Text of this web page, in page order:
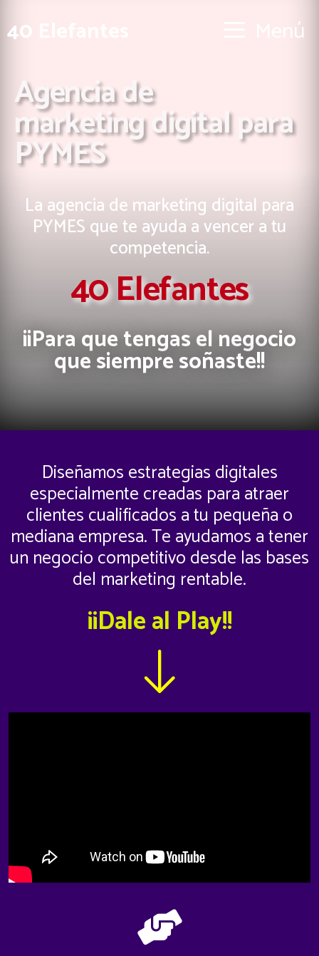
40 Elefantes Menú
Agencia de
marketing digital para
PYMES
La agencia de marketing digital para
PYMES que te ayuda a vencer a tu
competencia.
40 Elefantes
¡¡Para que tengas el negocio
que siempre soñaste!!
Diseñamos estrategias digitales
especialmente creadas para atraer
clientes cualificados a tu pequeña o
mediana empresa. Te ayudamos a tener
un negocio competitivo desde las bases
del marketing rentable.
¡¡Dale al Play!!